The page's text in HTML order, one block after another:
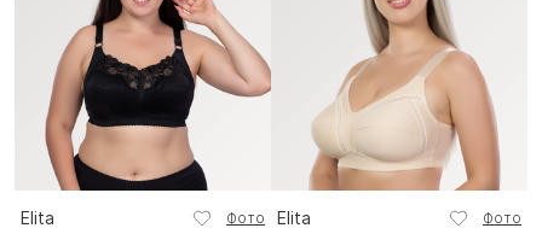
Elita Фото Elita Фото